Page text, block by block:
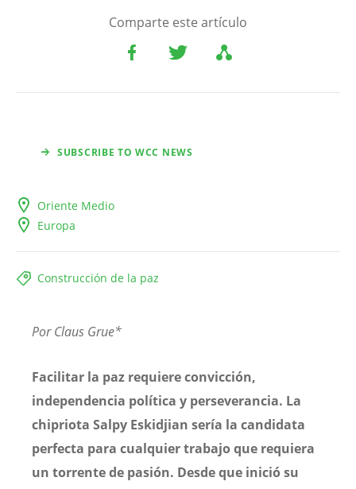
Comparte este artículo
SUBSCRIBE TO WCC NEWS
Oriente Medio
Europa
Construcción de la paz
Por Claus Grue*
Facilitar la paz requiere convicción,
independencia política y perseverancia. La
chipriota Salpy Eskidjian sería la candidata
perfecta para cualquier trabajo que requiera
un torrente de pasión. Desde que inició su